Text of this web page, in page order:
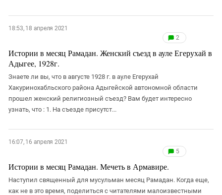
18:53, 18 апреля 2021
2
Истории в месяц Рамадан. Женский съезд в ауле Егерухай в
Адыгее, 1928г.
Знаете ли вы, что в августе 1928 г. в ауле Егерухай
Хакуринохабльского района Адыгейской автономной области
прошел женский религиозный съезд? Вам будет интересно
узнать, что : 1. На съезде присутст...
16:07, 16 апреля 2021
5
Истории в месяц Рамадан. Мечеть в Армавире.
Наступил священный для мусульман месяц Рамадан. Когда еще,
как не в это время, поделиться с читателями малоизвестными